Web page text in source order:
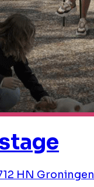
HN Groningen